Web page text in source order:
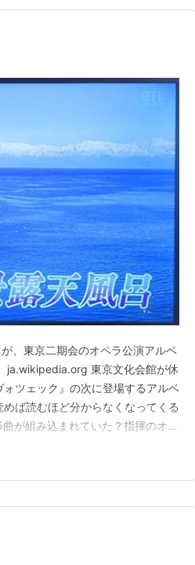
、東京二期会のオペラ公演アルベ
ja.wikipedia.org 東京文化会館が休
ツェック』の次に登場するアルベ
ば読むほど分からなくなってくる
が組み込まれていた？指揮のオス
。その「妖艶性」に惹きつけら